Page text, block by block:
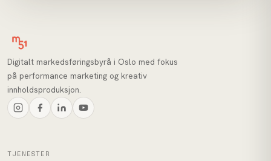
Digitalt markedsføringsbyrå i Oslo med fokus
på performance marketing og kreativ
innholdsproduksjon.
TJENESTER